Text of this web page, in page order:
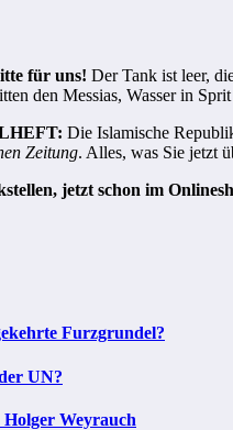
für uns! Der Tank ist leer,
den Messias, Wasser in
Die Islamische
Zeitung. Alles, was Sie jetzt
jetzt schon im
Furzgrundel?
UN?
Weyrauch